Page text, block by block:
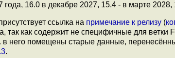
16.0 в декабре 2027, 15.4 - в марте
ссылка на примечание к релизу (
как содержит не специфичные для ветки
в него помещены старые данные,
.